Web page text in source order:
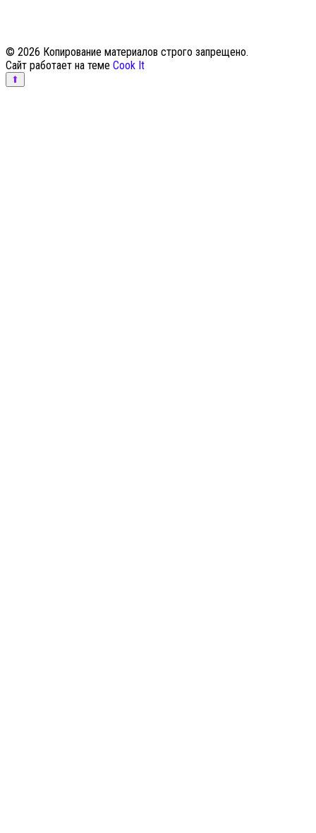
© 2026 Копирование материалов строго запрещено.
Сайт работает на теме Cook It